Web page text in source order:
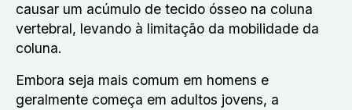
causar um acúmulo de tecido ósseo na coluna
vertebral, levando à limitação da mobilidade da
coluna.
Embora seja mais comum em homens e
geralmente começa em adultos jovens, a